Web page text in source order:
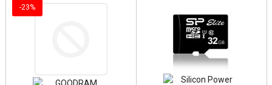
-23%